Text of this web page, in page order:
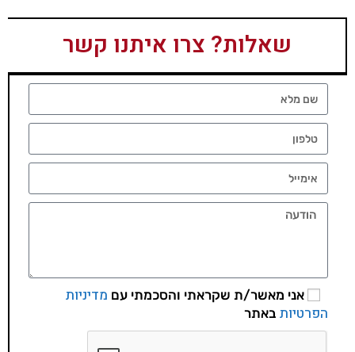
שאלות? צרו איתנו קשר
אני מאשר/ת שקראתי והסכמתי עם מדיניות
הפרטיות באתר